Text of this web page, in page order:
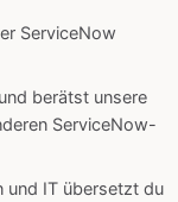
ServiceNow
berätst unsere
ServiceNow-
und IT übersetzt du